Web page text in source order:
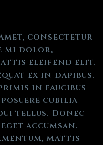
consectetur
mi dolor,
eleifend elit.
ex in dapibus.
in faucibus
cubilia
tellus. Donec
accumsan.
mattis